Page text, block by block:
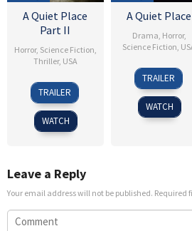
A Quiet Place
Part II
Horror, Science Fiction
Thriller, USA
21
May
2021
David
H.
Venghaus
Jr.
TRAILER
WATCH
A Quiet Place
Drama Horror,
Science Fiction
3
Apr
2018
John
Krasinski
TRAILER
WATCH
Leave a Reply
Your email address will not be published. Required